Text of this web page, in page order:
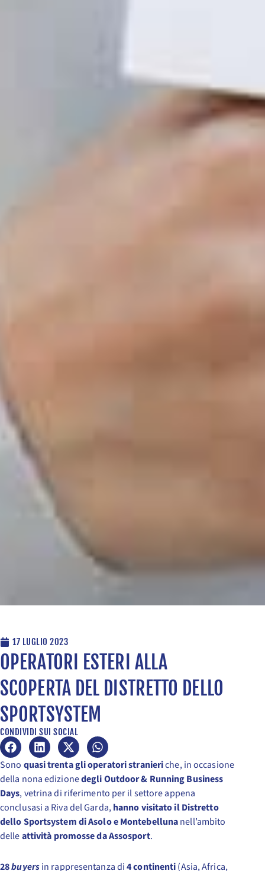
17 LUGLIO 2023
OPERATORI ESTERI ALLA
SCOPERTA DEL DISTRETTO DELLO
SPORTSYSTEM
CONDIVIDI SUI SOCIAL
Sono quasi trenta gli operatori stranieriche, in occasione
della nona edizionedegli Outdoor & Running Business
Days, vetrina di riferimento per il settore appena
conclusasi a Riva del Garda,hanno visitato il Distretto
dello Sportsystem di Asolo e Montebellunanell’ambito
delleattività promosse da Assosport.
28buyersin rappresentanza di4 continenti(Asia, Africa,